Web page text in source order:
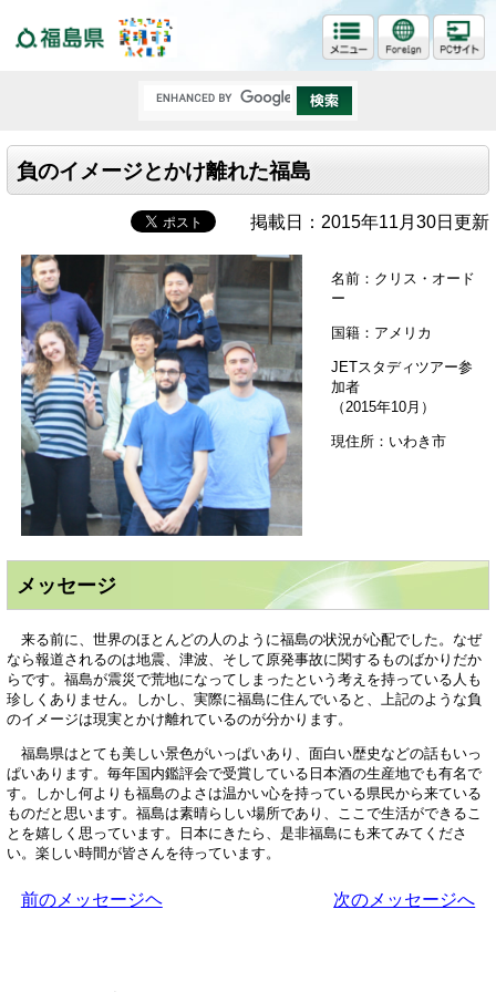
負のイメージとかけ離れた福島
掲載日：2015年11月30日更新
名前：クリス・オード
ー
国籍：アメリカ
JETスタディツアー参
加者
（2015年10月）
現住所：いわき市
メッセージ
来る前に、世界のほとんどの人のように福島の状況が心配でした。なぜ
なら報道されるのは地震、津波、そして原発事故に関するものばかりだか
らです。福島が震災で荒地になってしまったという考えを持っている人も
珍しくありません。しかし、実際に福島に住んでいると、上記のような負
のイメージは現実とかけ離れているのが分かります。
福島県はとても美しい景色がいっぱいあり、面白い歴史などの話もいっ
ぱいあります。毎年国内鑑評会で受賞している日本酒の生産地でも有名で
す。しかし何よりも福島のよさは温かい心を持っている県民から来ている
ものだと思います。福島は素晴らしい場所であり、ここで生活ができるこ
とを嬉しく思っています。日本にきたら、是非福島にも来てみてくださ
い。楽しい時間が皆さんを待っています。
前のメッセージヘ 次のメッセージへ